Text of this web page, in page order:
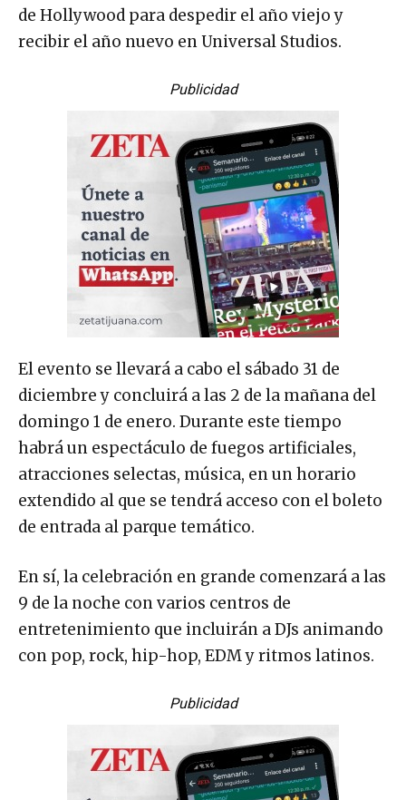
de Hollywood para despedir el año viejo y
recibir el año nuevo en Universal Studios.
Publicidad
El evento se llevará a cabo el sábado 31 de
diciembre y concluirá a las 2 de la mañana del
domingo 1 de enero. Durante este tiempo
habrá un espectáculo de fuegos artificiales,
atracciones selectas, música, en un horario
extendido al que se tendrá acceso con el boleto
de entrada al parque temático.
En sí, la celebración en grande comenzará a las
9 de la noche con varios centros de
entretenimiento que incluirán a DJs animando
con pop, rock, hip-hop, EDM y ritmos latinos.
Publicidad